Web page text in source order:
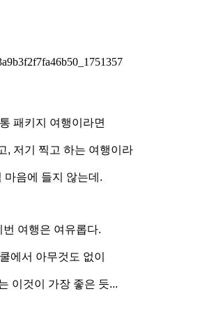
패키지 여행이라면
, 저기 찍고 하는 여행이라
마음에 들지 않는데.
번 여행은 여유롭다.
에서 아무것도 없이
이것이 가장 좋은 듯...